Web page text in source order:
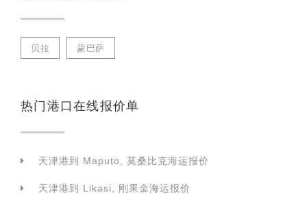
贝拉 蒙巴萨
热门港口在线报价单
天津港到 Maputo, 莫桑比克海运报价
天津港到 Likasi, 刚果金海运报价